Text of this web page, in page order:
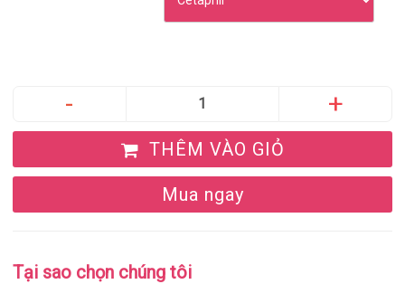
THÊM VÀO GIỎ
Mua ngay
Tại sao chọn chúng tôi